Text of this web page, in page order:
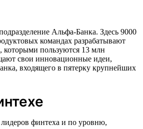
Альфа-Банка. Здесь 9000
командах разрабатывают
которыми пользуются 13 млн
свои инновационные идеи,
входящего в пятерку крупнейших
финтеха и по уровню,